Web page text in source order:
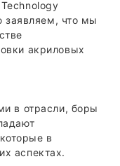
заявляем, что мы
акриловых
в отрасли, боры
в
аспектах.